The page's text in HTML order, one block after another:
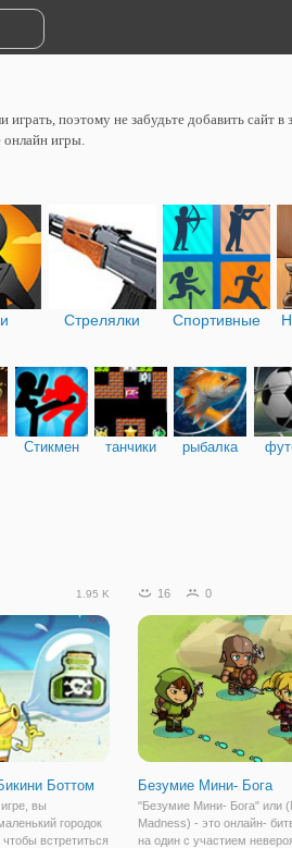
поэтому не забудьте добавить сайт в
онлайн игры.
Стрелялки Спортивные
Стикмен танчики рыбалка
1.95 K
Боттом
вы
городок
встретиться
16 0
Безумие Мини- Бога
"Безумие Мини- Бога" или
Madness) - это онлайн-
на один с участием